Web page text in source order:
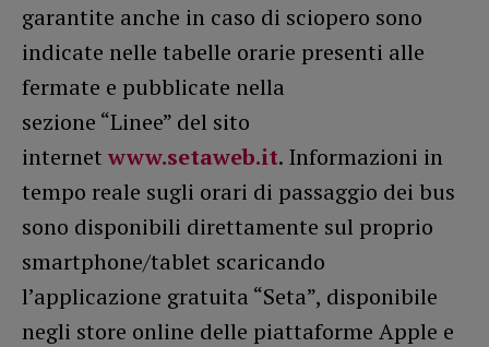
garantite anche in caso di sciopero sono
indicate nelle tabelle orarie presenti alle
fermate e pubblicate nella
sezione “Linee” del sito
internet www.setaweb.it. Informazioni in
tempo reale sugli orari di passaggio dei bus
sono disponibili direttamente sul proprio
smartphone/tablet scaricando
l’applicazione gratuita “Seta”, disponibile
negli store online delle piattaforme Apple e